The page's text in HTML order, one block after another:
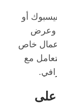
أو
وعرض
خاص
مع
على